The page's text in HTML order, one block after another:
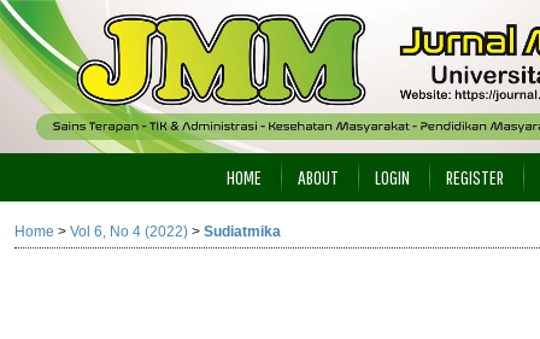
HOME ABOUT LOGIN REGISTER
Home > Vol 6, No 4 (2022) > Sudiatmika